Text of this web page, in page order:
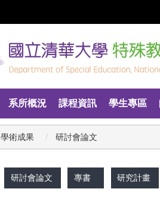
系所概況 課程資訊 學生專區
學術成果 研討會論文
研討會論文 專書 研究計畫